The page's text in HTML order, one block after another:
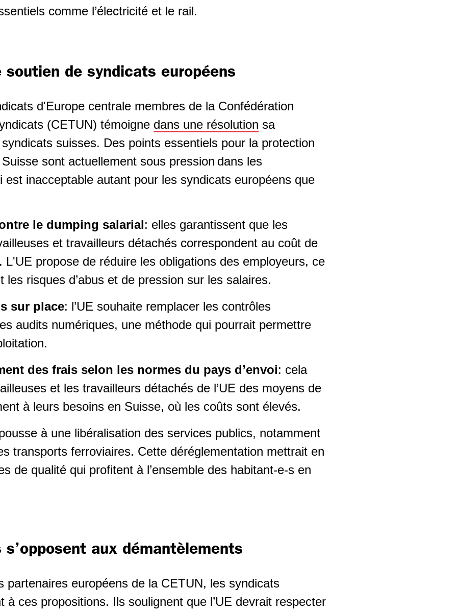
comme l’électricité et le rail.
soutien de syndicats européens
d'Europe centrale membres de la Confédération
(CETUN) témoigne dans une résolution sa
suisses. Des points essentiels pour la protection
sont actuellement sous pression dans les
est inacceptable autant pour les syndicats européens que
le dumping salarial: elles garantissent que les
et travailleurs détachés correspondent au coût de
L'UE propose de réduire les obligations des employeurs, ce
les risques d’abus et de pression sur les salaires.
sur place: l’UE souhaite remplacer les contrôles
audits numériques, une méthode qui pourrait permettre
des frais selon les normes du pays d’envoi: cela
et les travailleurs détachés de l’UE des moyens de
à leurs besoins en Suisse, où les coûts sont élevés.
à une libéralisation des services publics, notamment
transports ferroviaires. Cette déréglementation mettrait en
de qualité qui profitent à l’ensemble des habitant-e-s en
aux démantèlements
partenaires européens de la CETUN, les syndicats
à ces propositions. Ils soulignent que l’UE devrait respecter